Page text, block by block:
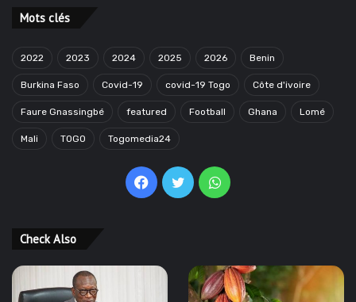
Mots clés
2022 2023 2024 2025 2026 Benin
Burkina Faso Covid-19 covid-19 Togo Côte d'ivoire
Faure Gnassingbé featured Football Ghana Lomé
Mali TOGO Togomedia24
Facebook
TwitterWhatsApp
Check Also